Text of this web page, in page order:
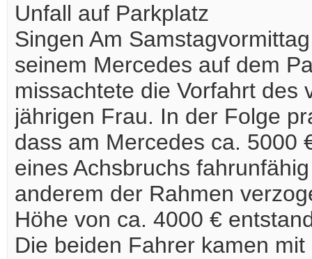
Unfall auf Parkplatz
Singen Am
seinem Mercedes auf dem
missachtete die Vorfahrt des
jährigen Frau. In der Folge
dass am Mercedes ca. 5000
eines Achsbruchs
anderem der Rahmen
Höhe von ca. 4000 €
Die beiden Fahrer kamen